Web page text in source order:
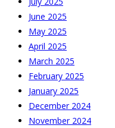
June 2025
May 2025
April 2025
March 2025
February 2025
January 2025
December 2024
November 2024